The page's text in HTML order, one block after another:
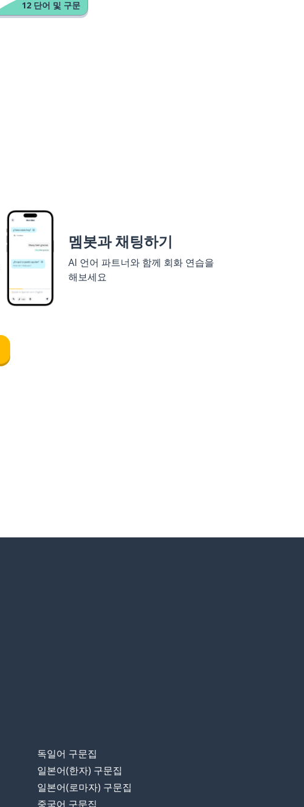
12 단어 및 구문
멤봇과 채팅하기
AI 언어 파트너와 함께 회화 연습을
해보세요
독일어 구문집
일본어(한자) 구문집
일본어(로마자) 구문집
중국어 구문집